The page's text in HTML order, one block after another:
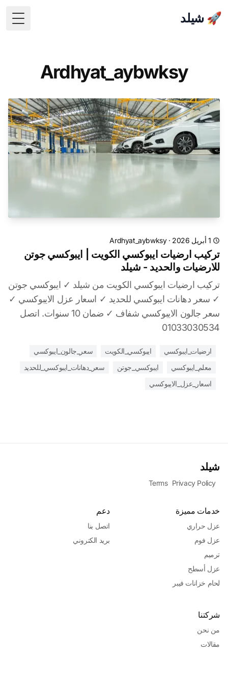
🚀 شيلد
Ardhyat_aybwksy
1 أبريل 2026 ·
Ardhyat_aybwksy
تركيب ارضيات ايبوكسي الكويت | ايبوكسي جوتن
للارضيات والحديد - شيلد
تركيب ارضيات ايبوكسي الكويت من شيلد ✓ ايبوكسي جوتن
✓ سعر دهانات ايبوكسي للحديد ✓ اسعار عزل الايبوكسي ✓
سعر جالون الايبوكسي شفاف ✓ ضمان 10 سنوات. اتصل
01033030534
ارضيات_ايبوكسي ايبوكسي_الكويت
سعر_جالون_ايبوكسي
معلم_ايبوكسي
ايبوكسي_جوتن
سعر_دهانات_ايبوكسي_للحديد
اسعار_عزل_الايبوكسي
شيلد
Terms Privacy Policy
خدمات مميزة
عزل حراري
عزل فوم
ترميم
عزل أسطح
لحام خزانات فيبر
دعم
اتصل بنا
بريد الكتروني
شركتنا
من نحن
مقالات